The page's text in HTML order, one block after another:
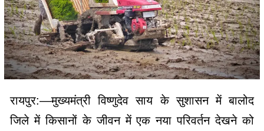
रायपुर:—मुख्यमंत्री विष्णुदेव साय के सुशासन में बालोद
जिले में किसानों के जीवन में एक नया परिवर्तन देखने को